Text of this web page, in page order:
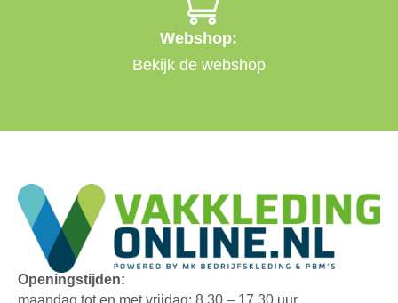
Webshop:
Bekijk de webshop
Openingstijden:
maandag tot en met vrijdag: 8.30 – 17.30 uur